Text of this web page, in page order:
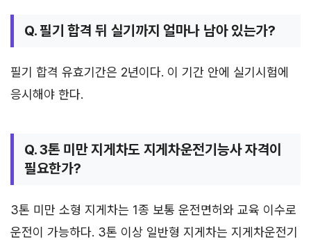
Q. 필기 합격 뒤 실기까지 얼마나 남아 있는가?
필기 합격 유효기간은 2년이다. 이 기간 안에 실기시험에
응시해야 한다.
Q. 3톤 미만 지게차도 지게차운전기능사 자격이
필요한가?
3톤 미만 소형 지게차는 1종 보통 운전면허와 교육 이수로
운전이 가능하다. 3톤 이상 일반형 지게차는 지게차운전기